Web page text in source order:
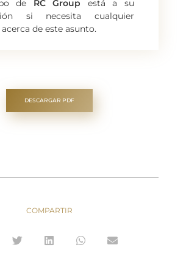
de RC Group está a su
si necesita cualquier
de este asunto.
DESCARGAR PDF
COMPARTIR